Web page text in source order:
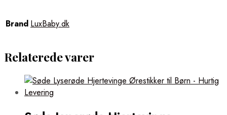
Brand LuxBaby.dk
Relaterede varer